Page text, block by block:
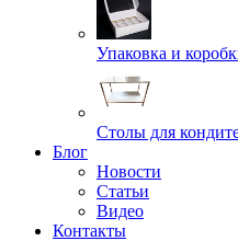
Упаковка и
Cтолы для
Блог
Новости
Статьи
Видео
Контакты